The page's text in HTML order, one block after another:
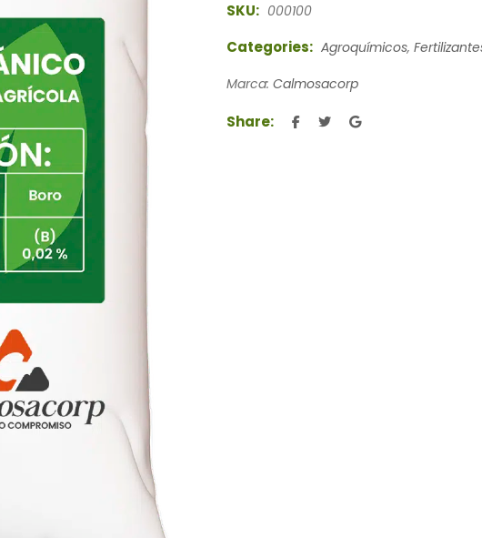
SKU: 000100
Categories: Agroquímicos,
Marca: Calmosacorp
Share: